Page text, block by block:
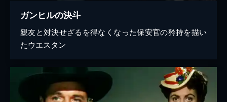
ガンヒルの決斗
親友と対決せざるを得なくなった保安官の矜持を描い
たウエスタン